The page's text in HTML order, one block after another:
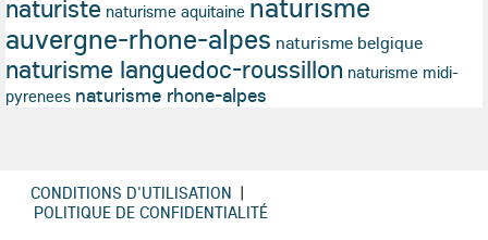
naturiste naturisme aquitaine naturisme
auvergne-rhone-alpes naturisme belgique
naturisme languedoc-roussillon naturisme midi-
pyrenees naturisme rhone-alpes
CONDITIONS D'UTILISATION |
POLITIQUE DE CONFIDENTIALITÉ